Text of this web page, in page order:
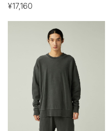
¥17,160